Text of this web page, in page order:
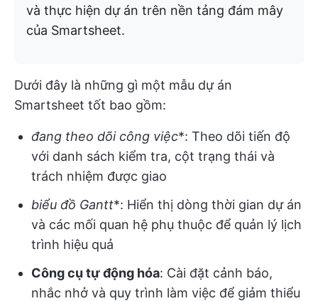
và thực hiện dự án trên nền tảng đám mây
của Smartsheet.
Dưới đây là những gì một mẫu dự án
Smartsheet tốt bao gồm:
đang theo dõi công việc*: Theo dõi tiến độ
với danh sách kiểm tra, cột trạng thái và
trách nhiệm được giao
biểu đồ Gantt*: Hiển thị dòng thời gian dự án
và các mối quan hệ phụ thuộc để quản lý lịch
trình hiệu quả
Công cụ tự động hóa: Cài đặt cảnh báo,
nhắc nhở và quy trình làm việc để giảm thiểu